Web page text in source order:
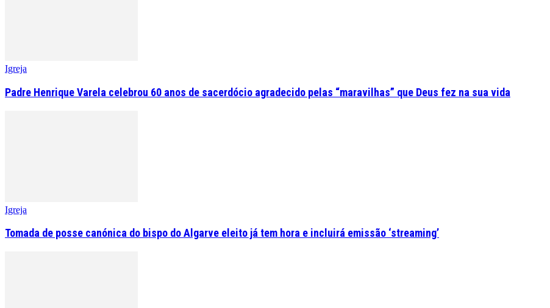
Igreja
Padre Henrique Varela celebrou 60 anos de sacerdócio agradecido pelas “maravilhas” que Deus fez na sua vida
Igreja
Tomada de posse canónica do bispo do Algarve eleito já tem hora e incluirá emissão ‘streaming’